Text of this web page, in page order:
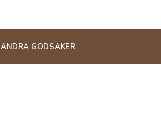
ANDRA GODSAKER